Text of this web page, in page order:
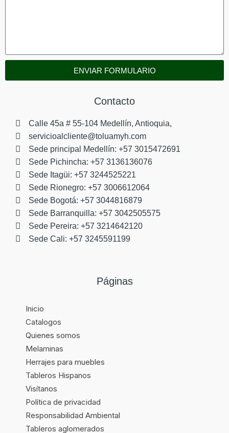
ENVIAR FORMULARIO
Contacto
Calle 45a # 55-104 Medellín, Antioquia,
servicioalcliente@toluamyh.com
Sede principal Medellín: +57 3015472691
Sede Pichincha: +57 3136136076
Sede Itagüi: +57 3244525221
Sede Rionegro: +57 3006612064
Sede Bogotá: +57 3044816879
Sede Barranquilla: +57 3042505575
Sede Pereira: +57 3214642120
Sede Cali: +57 3245591199
Páginas
Inicio
Catalogos
Quienes somos
Melaminas
Herrajes para muebles
Tableros Hispanos
Visítanos
Política de privacidad
Responsabilidad Ambiental
Tableros aglomerados